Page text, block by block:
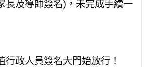
長及導師簽名)，未完成手續一
政人員簽名大門始放行！